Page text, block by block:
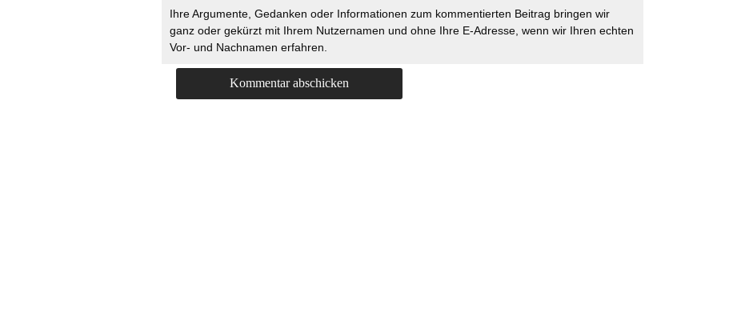
Ihre Argumente, Gedanken oder Informationen zum kommentierten Beitrag bringen wir
ganz oder gekürzt mit Ihrem Nutzernamen und ohne Ihre E-Adresse, wenn wir Ihren echten
Vor- und Nachnamen erfahren.